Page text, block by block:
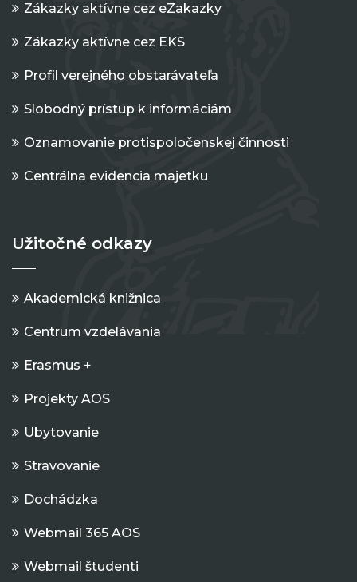
Zákazky aktívne cez eZakazky
Zákazky aktívne cez EKS
Profil verejného obstarávateľa
Slobodný prístup k informáciám
Oznamovanie protispoločenskej činnosti
Centrálna evidencia majetku
Užitočné odkazy
Akademická knižnica
Centrum vzdelávania
Erasmus +
Projekty AOS
Ubytovanie
Stravovanie
Dochádzka
Webmail 365 AOS
Webmail študenti